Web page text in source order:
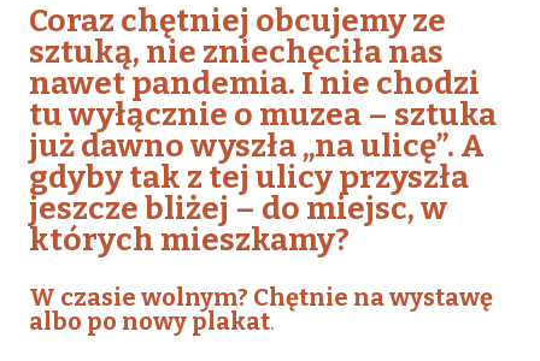
Coraz chętniej obcujemy ze
sztuką, nie zniechęciła nas
nawet pandemia. I nie chodzi
tu wyłącznie o muzea – sztuka
już dawno wyszła „na ulicę”. A
gdyby tak z tej ulicy przyszła
jeszcze bliżej – do miejsc, w
których mieszkamy?
W czasie wolnym? Chętnie na wystawę
albo po nowy plakat.